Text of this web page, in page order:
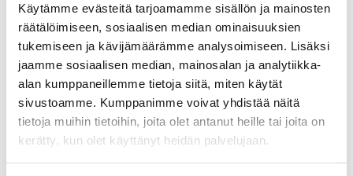
Käytämme evästeitä tarjoamamme sisällön ja mainosten
räätälöimiseen, sosiaalisen median ominaisuuksien
tukemiseen ja kävijämäärämme analysoimiseen. Lisäksi
jaamme sosiaalisen median, mainosalan ja analytiikka-
alan kumppaneillemme tietoja siitä, miten käytät
sivustoamme. Kumppanimme voivat yhdistää näitä
tietoja muihin tietoihin, joita olet antanut heille tai joita on
kerätty, kun olet käyttänyt heidän palvelujaan.
Myyntineuvottelija
Sp-Koti Kouvola | Kodikkain Oy , 3182309-3
+358 40 680 8515
WhatsApp
ulla.aittoniemi@spkoti.fi